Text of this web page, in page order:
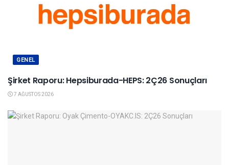
GENEL
Şirket Raporu: Hepsiburada-HEPS: 2Ç26 Sonuçları
7 AĞUSTOS 2026